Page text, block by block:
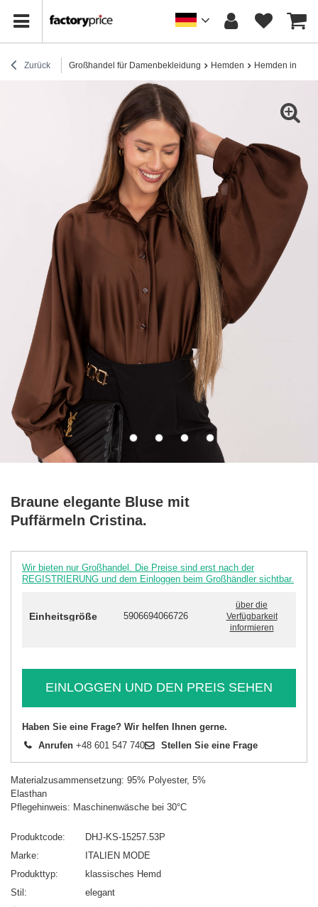
Zurück Großhandel für Damenbekleidung Hemden Hemden in
Braune elegante Bluse mit
Puffärmeln Cristina.
Wir bieten nur Großhandel. Die Preise sind erst nach der
REGISTRIERUNG und dem Einloggen beim Großhändler sichtbar.
Einheitsgröße 5906694066726
über die
Verfügbarkeit
informieren
EINLOGGEN UND DEN PREIS SEHEN
Haben Sie eine Frage? Wir helfen Ihnen gerne.
Anrufen +48 601 547 740 Stellen Sie eine Frage
Materialzusammensetzung: 95% Polyester, 5%
Elasthan
Pflegehinweis: Maschinenwäsche bei 30°C
Produktcode
DHJ-KS-15257.53P
Marke
ITALIEN MODE
Produkttyp
klassisches Hemd
Stil
elegant